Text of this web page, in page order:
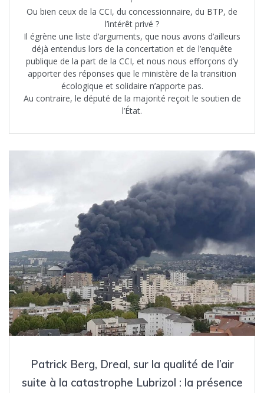
Ou bien ceux de la CCI, du concessionnaire, du BTP, de
l’intérêt privé ?
Il égrène une liste d’arguments, que nous avons d’ailleurs
déjà entendus lors de la concertation et de l’enquête
publique de la part de la CCI, et nous nous efforçons d’y
apporter des réponses que le ministère de la transition
écologique et solidaire n’apporte pas.
Au contraire, le député de la majorité reçoit le soutien de
l’État.
Patrick Berg, Dreal, sur la qualité de l’air
suite à la catastrophe Lubrizol : la présence